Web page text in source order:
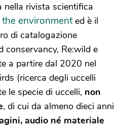
nella rivista scientifica
environmented è il
di catalogazione
conservancy, Re:wild e
a partire dal 2020 nel
(ricerca degli uccelli
le specie di uccelli, non
, di cui da almeno dieci anni
audio né materiale